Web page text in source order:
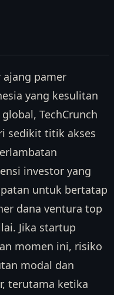
ajang pamer
yang kesulitan
TechCrunch
sedikit titik akses
investor yang
untuk bertatap
dana ventura top
Jika startup
momen ini, risiko
modal dan
terutama ketika